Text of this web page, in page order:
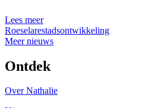
Lees meer
Roeselarestadsontwikkeling
Meer nieuws
Ontdek
Over Nathalie